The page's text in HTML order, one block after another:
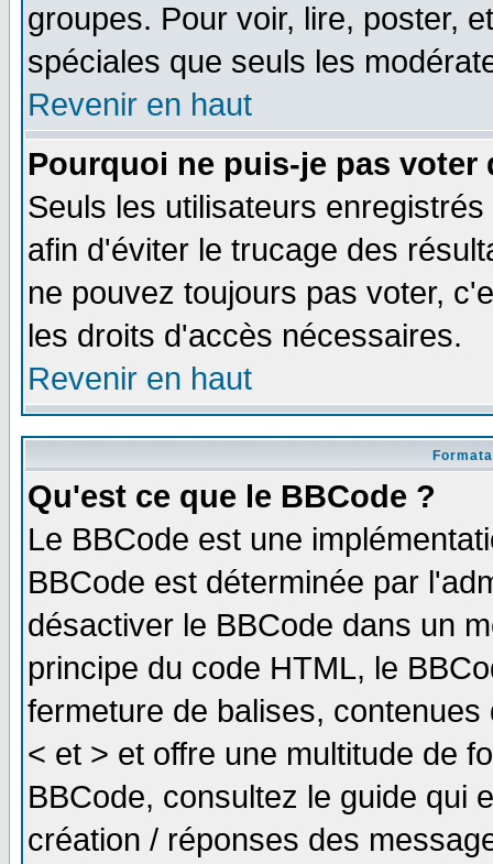
groupes. Pour voir, lire, poster,
spéciales que seuls les
Revenir en haut
Pourquoi ne puis-je pas voter
Seuls les utilisateurs
afin d'éviter le trucage des
ne pouvez toujours pas voter,
les droits d'accès nécessaires.
Revenir en haut
Qu'est ce que le BBCode ?
Le BBCode est une
BBCode est déterminée par
désactiver le BBCode dans un
principe du code HTML, le
fermeture de balises,
< et > et offre une multitude de
BBCode, consultez le guide qui
création / réponses des